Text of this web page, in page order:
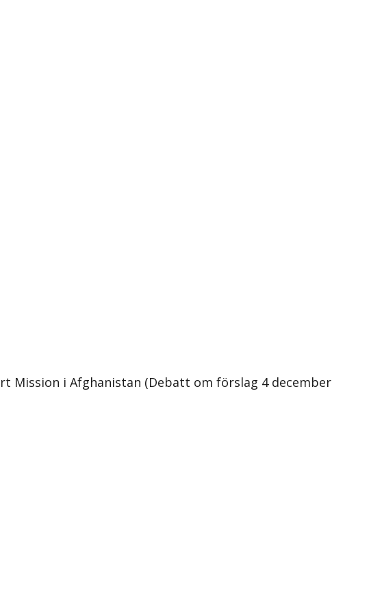
Mission i Afghanistan (Debatt om förslag 4 december